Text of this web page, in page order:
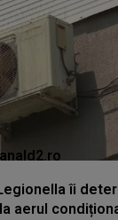
îi
aerul